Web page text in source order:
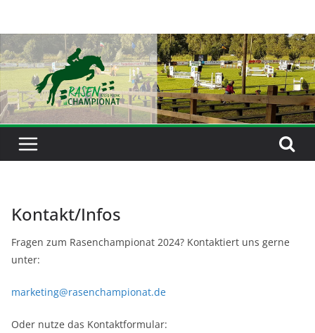
springen
Kontakt/Infos
Fragen zum Rasenchampionat 2024? Kontaktiert uns gerne
unter:
marketing@rasenchampionat.de
Oder nutze das Kontaktformular: